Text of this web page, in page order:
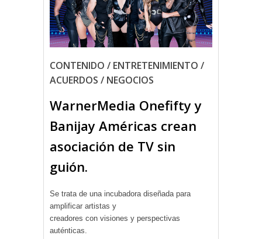
CONTENIDO / ENTRETENIMIENTO /
ACUERDOS / NEGOCIOS
WarnerMedia Onefifty y
Banijay Américas crean
asociación de TV sin
guión.
Se trata de una incubadora diseñada para
amplificar artistas y
creadores con visiones y perspectivas
auténticas.